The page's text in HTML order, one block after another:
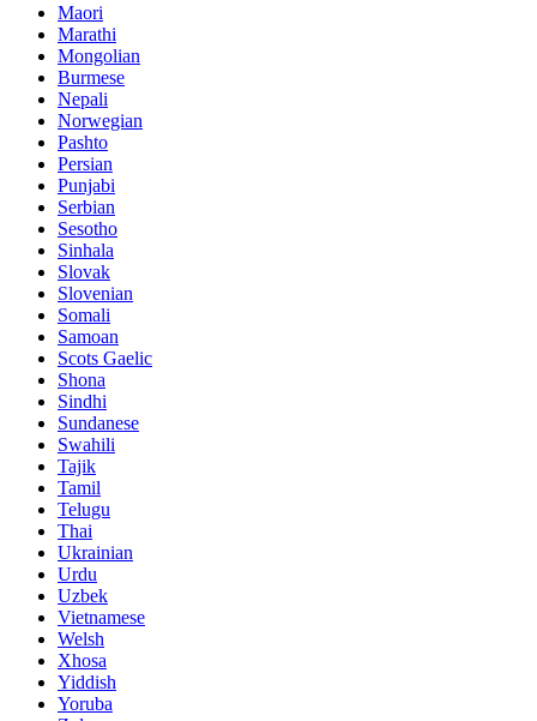
Maori
Marathi
Mongolian
Burmese
Nepali
Norwegian
Pashto
Persian
Punjabi
Serbian
Sesotho
Sinhala
Slovak
Slovenian
Somali
Samoan
Scots Gaelic
Shona
Sindhi
Sundanese
Swahili
Tajik
Tamil
Telugu
Thai
Ukrainian
Urdu
Uzbek
Vietnamese
Welsh
Xhosa
Yiddish
Yoruba